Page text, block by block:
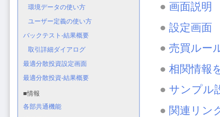
● 画面説明
● 設定画面
● 売買ルー
● 相関情報
● サンプル
● 関連リン